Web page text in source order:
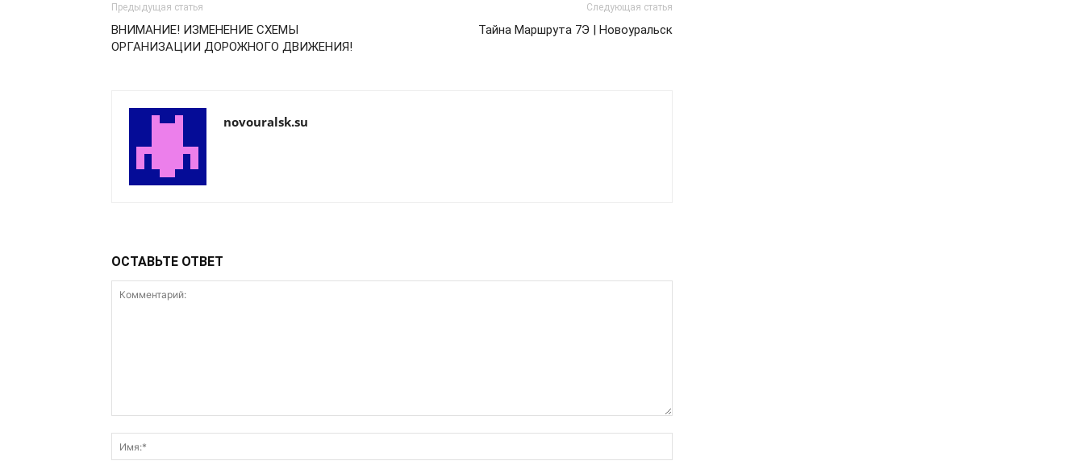
Предыдущая статья
ВНИМАНИЕ! ИЗМЕНЕНИЕ СХЕМЫ
ОРГАНИЗАЦИИ ДОРОЖНОГО ДВИЖЕНИЯ!
Следующая статья
Тайна Маршрута 7Э | Новоуральск
novouralsk.su
ОСТАВЬТЕ ОТВЕТ